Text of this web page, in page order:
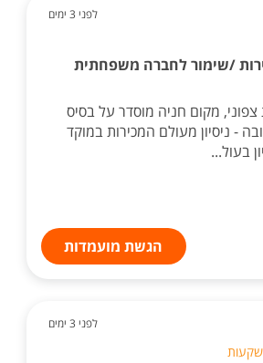
לפני 3 ימים
/שימור לחברה משפחתית
צפוני, מקום חניה מוסדר על בסיס
- ניסיון מעולם המכירות במוקד
בעול...
הגשת מועמדות
לפני 3 ימים